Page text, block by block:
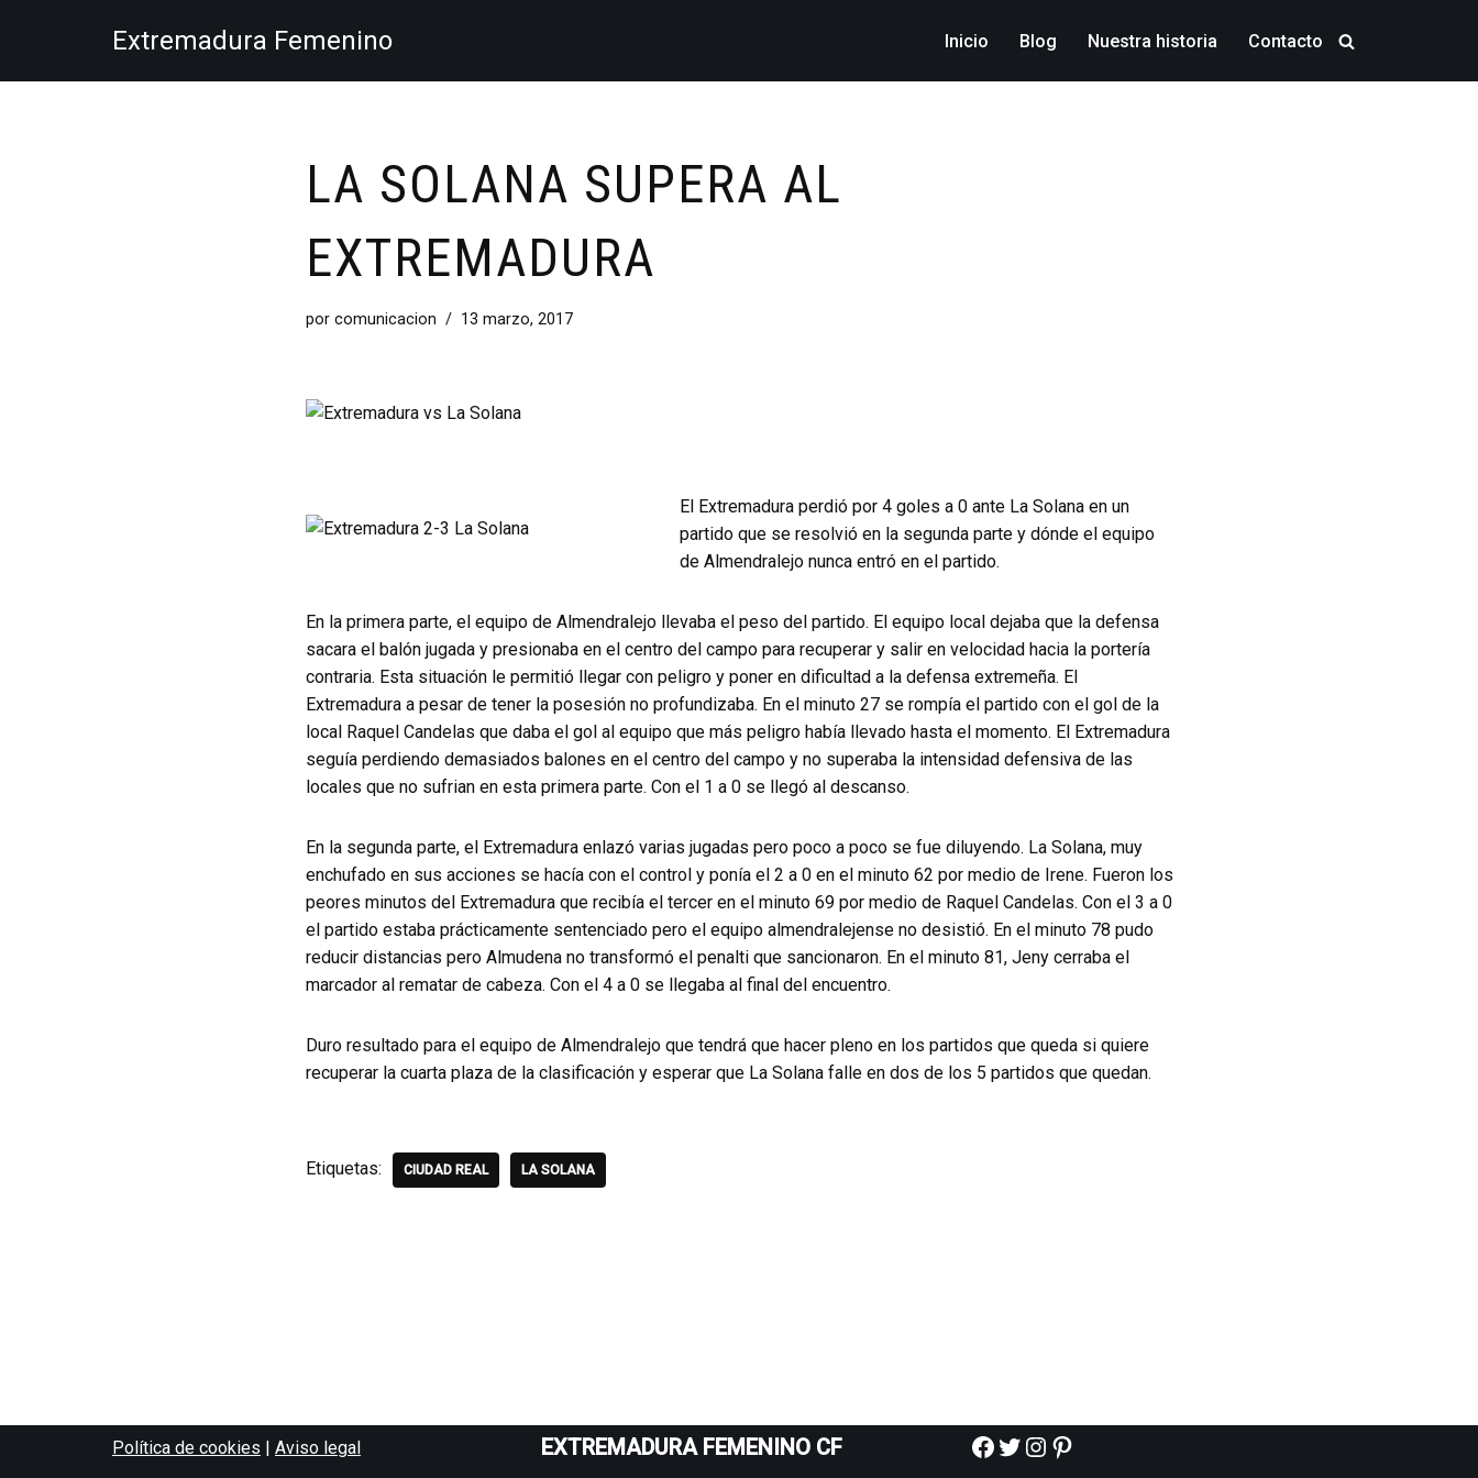
al
Extremadura Femenino Inicio Blog Nuestra historia Contacto
LA SOLANA SUPERA AL
EXTREMADURA
por comunicacion 13 marzo, 2017
El Extremadura perdió por 4 goles a 0 ante La Solana en un
partido que se resolvió en la segunda parte y dónde el equipo
de Almendralejo nunca entró en el partido.
En la primera parte, el equipo de Almendralejo llevaba el peso del partido. El equipo local dejaba que la defensa
sacara el balón jugada y presionaba en el centro del campo para recuperar y salir en velocidad hacia la portería
contraria. Esta situación le permitió llegar con peligro y poner en dificultad a la defensa extremeña. El
Extremadura a pesar de tener la posesión no profundizaba. En el minuto 27 se rompía el partido con el gol de la
local Raquel Candelas que daba el gol al equipo que más peligro había llevado hasta el momento. El Extremadura
seguía perdiendo demasiados balones en el centro del campo y no superaba la intensidad defensiva de las
locales que no sufrian en esta primera parte. Con el 1 a 0 se llegó al descanso.
En la segunda parte, el Extremadura enlazó varias jugadas pero poco a poco se fue diluyendo. La Solana, muy
enchufado en sus acciones se hacía con el control y ponía el 2 a 0 en el minuto 62 por medio de Irene. Fueron los
peores minutos del Extremadura que recibía el tercer en el minuto 69 por medio de Raquel Candelas. Con el 3 a 0
el partido estaba prácticamente sentenciado pero el equipo almendralejense no desistió. En el minuto 78 pudo
reducir distancias pero Almudena no transformó el penalti que sancionaron. En el minuto 81, Jeny cerraba el
marcador al rematar de cabeza. Con el 4 a 0 se llegaba al final del encuentro.
Duro resultado para el equipo de Almendralejo que tendrá que hacer pleno en los partidos que queda si quiere
recuperar la cuarta plaza de la clasificación y esperar que La Solana falle en dos de los 5 partidos que quedan.
Etiquetas: CIUDAD REAL LA SOLANA
Política de cookies | Aviso legal EXTREMADURA FEMENINO CF